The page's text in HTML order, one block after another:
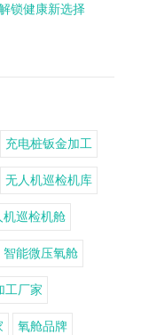
锁健康新选择
充电桩钣金加工
无人机巡检机库
机巡检机舱
智能微压氧舱
工厂家
氧舱品牌